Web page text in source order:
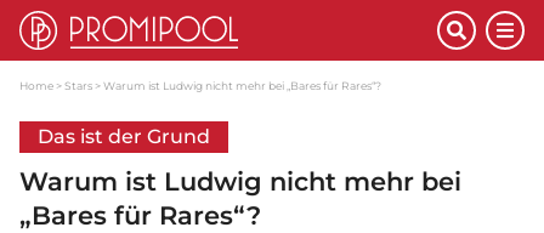
Home Stars Warum ist Ludwig nicht mehr bei „Bares für Rares“?
Das ist der Grund
Warum ist Ludwig nicht mehr bei
„Bares für Rares“?